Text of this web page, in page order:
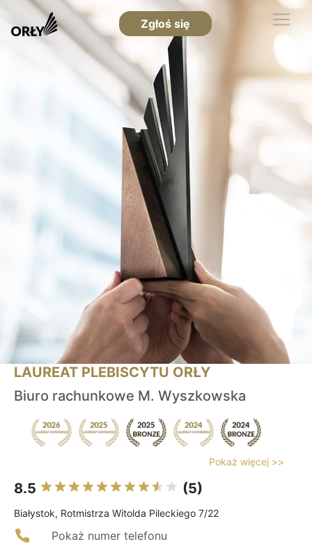
Zgłoś się
LAUREAT PLEBISCYTU ORŁY
Biuro rachunkowe M. Wyszkowska
Pokaż więcej >>
8.5 (5)
Białystok, Rotmistrza Witolda Pileckiego 7/22
Pokaż numer telefonu